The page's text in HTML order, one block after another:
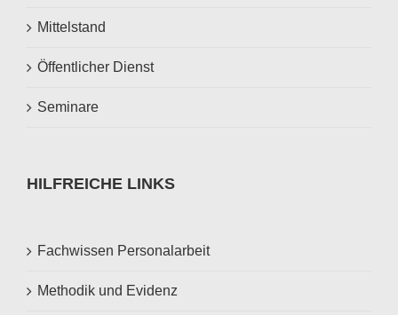
Mittelstand
Öffentlicher Dienst
Seminare
HILFREICHE LINKS
Fachwissen Personalarbeit
Methodik und Evidenz